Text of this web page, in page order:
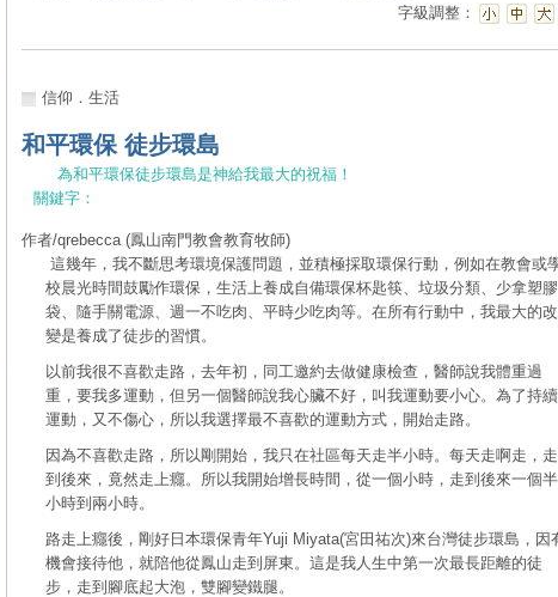
字級調整：
信仰．生活
和平環保 徒步環島
為和平環保徒步環島是神給我最大的祝福！
關鍵字：
作者/qrebecca (鳳山南門教會教育牧師)
這幾年，我不斷思考環境保護問題，並積極採取環保行動，例如在教會或
校晨光時間鼓勵作環保，生活上養成自備環保杯匙筷、垃圾分類、少拿塑膠
袋、隨手關電源、週一不吃肉、平時少吃肉等。在所有行動中，我最大的改
變是養成了徒步的習慣。
以前我很不喜歡走路，去年初，同工邀約去做健康檢查，醫師說我體重過
重，要我多運動，但另一個醫師說我心臟不好，叫我運動要小心。為了持續
運動，又不傷心，所以我選擇最不喜歡的運動方式，開始走路。
因為不喜歡走路，所以剛開始，我只在社區每天走半小時。每天走啊走，走
到後來，竟然走上癮。所以我開始增長時間，從一個小時，走到後來一個半
小時到兩小時。
路走上癮後，剛好日本環保青年Yuji Miyata(宮田祐次)來台灣徒步環島，因
機會接待他，就陪他從鳳山走到屏東。這是我人生中第一次最長距離的徒
步，走到腳底起大泡，雙腳變鐵腿。